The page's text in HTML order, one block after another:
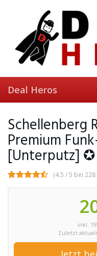
Deal Heros
Schellenberg
Premium
[Unterputz] ✪
(4.5 / 5 bei
inkl.
Zuletzt